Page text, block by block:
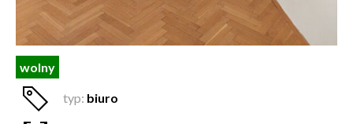
wolny
typ: biuro